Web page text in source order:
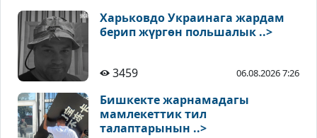
Харьковдо Украинага жардам
берип жүргөн польшалык ..>
3459 06.08.2026 7:26
Бишкекте жарнамадагы
мамлекеттик тил
талаптарынын ..>